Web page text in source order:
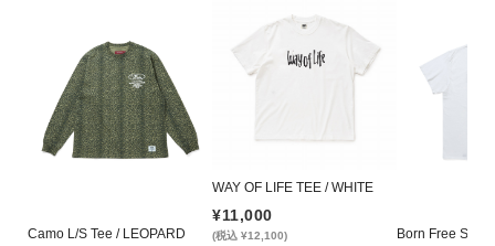
Camo L/S Tee / LEOPARD
WAY OF LIFE TEE / WHITE
¥11,000
(税込 ¥12,100) Born Free S/S